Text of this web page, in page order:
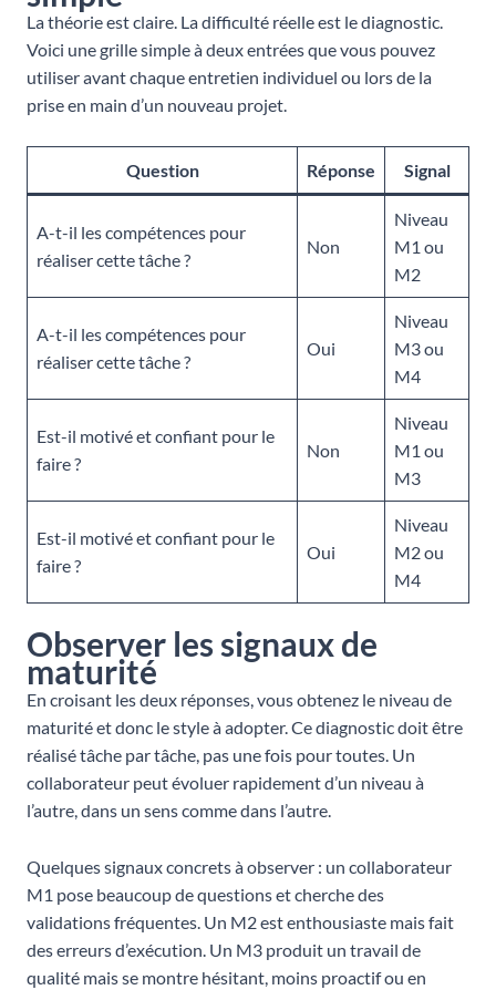
La théorie est claire. La difficulté réelle est le diagnostic.
Voici une grille simple à deux entrées que vous pouvez
utiliser avant chaque entretien individuel ou lors de la
prise en main d’un nouveau projet.
Question Réponse Signal
A-t-il les compétences pour
réaliser cette tâche ?
Non
Niveau
M1 ou
M2
A-t-il les compétences pour
réaliser cette tâche ?
Oui
Niveau
M3 ou
M4
Est-il motivé et confiant pour le
faire ?
Non
Niveau
M1 ou
M3
Est-il motivé et confiant pour le
faire ?
Oui
Niveau
M2 ou
M4
Observer les signaux de
maturité
En croisant les deux réponses, vous obtenez le niveau de
maturité et donc le style à adopter. Ce diagnostic doit être
réalisé tâche par tâche, pas une fois pour toutes. Un
collaborateur peut évoluer rapidement d’un niveau à
l’autre, dans un sens comme dans l’autre.
Quelques signaux concrets à observer : un collaborateur
M1 pose beaucoup de questions et cherche des
validations fréquentes. Un M2 est enthousiaste mais fait
des erreurs d’exécution. Un M3 produit un travail de
qualité mais se montre hésitant, moins proactif ou en